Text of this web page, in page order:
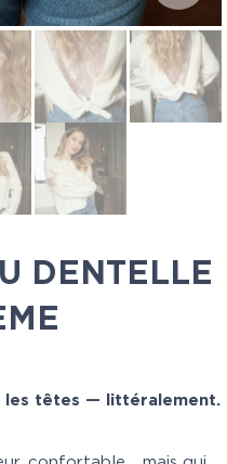
DENTELLE
les têtes — littéralement.